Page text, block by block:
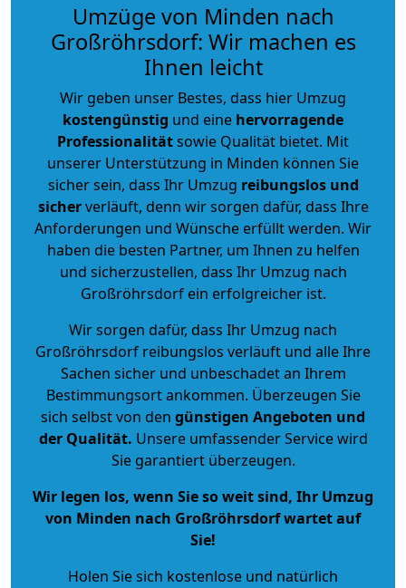
Umzüge von Minden nach
Großröhrsdorf: Wir machen es
Ihnen leicht
Wir geben unser Bestes, dass hier Umzug
kostengünstig und eine hervorragende
Professionalitätsowie Qualität bietet. Mit
unserer Unterstützung in Minden können Sie
sicher sein, dass Ihr Umzug reibungslos und
sicherverläuft, denn wir sorgen dafür, dass Ihre
Anforderungen und Wünsche erfüllt werden. Wir
haben die besten Partner, um Ihnen zu helfen
und sicherzustellen, dass Ihr Umzug nach
Großröhrsdorf ein erfolgreicher ist.
Wir sorgen dafür, dass Ihr Umzug nach
Großröhrsdorf reibungslos verläuft und alle Ihre
Sachen sicher und unbeschadet an Ihrem
Bestimmungsort ankommen. Überzeugen Sie
sich selbst von den günstigen Angeboten und
der Qualität. Unsere umfassender Service wird
Sie garantiert überzeugen.
Wir legen los, wenn Sie so weit sind, Ihr Umzug
von Minden nach Großröhrsdorf wartet auf
Sie!
Holen Sie sich kostenlose und natürlich